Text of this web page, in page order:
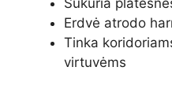
Erdvė atrodo
Tinka
virtuvėms